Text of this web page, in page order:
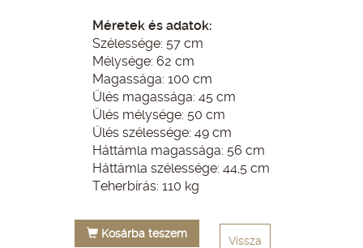
Méretek és adatok:
Szélessége: 57 cm
Mélysége: 62 cm
Magassága: 100 cm
Ülés magassága: 45 cm
Ülés mélysége: 50 cm
Ülés szélessége: 49 cm
Háttámla magassága: 56 cm
Háttámla szélessége: 44,5 cm
Teherbírás: 110 kg
Kosárba teszem
Vissza